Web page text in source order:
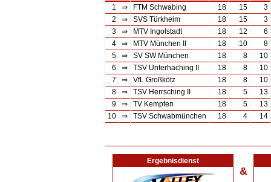
1
⇒ FTM Schwabing 18 15
3
2
⇒ SVS Türkheim 18 15
3
3
⇒ MTV Ingolstadt 18 12
6
4
⇒ MTV München II 18 10
8
5
⇒ SV SW München 18 8
10
6
⇒ TSV Unterhaching II 18 8
10
7
⇒ VfL Großkötz 18 8
10
8
⇒ TSV Herrsching II 18 5
13
9
⇒ TV Kempten 18 5
13
10
⇒ TSV Schwabmünchen 18 4 14
Ergebnisdienst
&